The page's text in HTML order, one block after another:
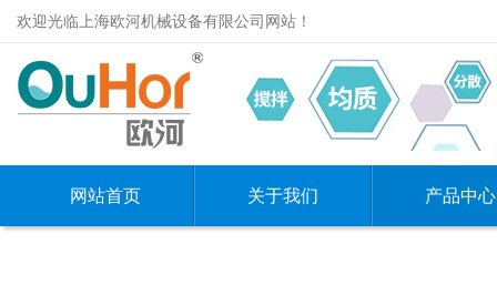
欢迎光临上海欧河机械设备有限公司网站！
网站首页 关于我们 产品中心